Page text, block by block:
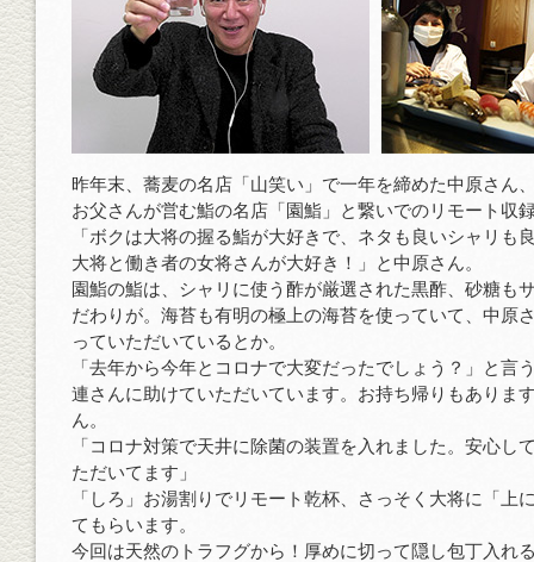
昨年末、蕎麦の名店「山笑い」で一年を締めた中原さん
お父さんが営む鮨の名店「園鮨」と繋いでのリモート収
「ボクは大将の握る鮨が大好きで、ネタも良いシャリも
大将と働き者の女将さんが大好き！」と中原さん。
園鮨の鮨は、シャリに使う酢が厳選された黒酢、砂糖も
だわりが。海苔も有明の極上の海苔を使っていて、中原
っていただいているとか。
「去年から今年とコロナで大変だったでしょう？」と言
連さんに助けていただいています。お持ち帰りもありま
ん。
「コロナ対策で天井に除菌の装置を入れました。安心し
ただいてます」
「しろ」お湯割りでリモート乾杯、さっそく大将に「上
てもらいます。
今回は天然のトラフグから！厚めに切って隠し包丁入れ